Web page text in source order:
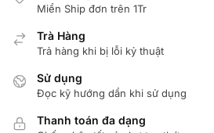
Miển Ship đơn trên 1Tr
Trà Hàng
Trả hàng khi bị lỗi kỷ thuật
Sử dụng
Đọc kỹ hướng dẩn khi sử dụng
Thanh toán đa dạng